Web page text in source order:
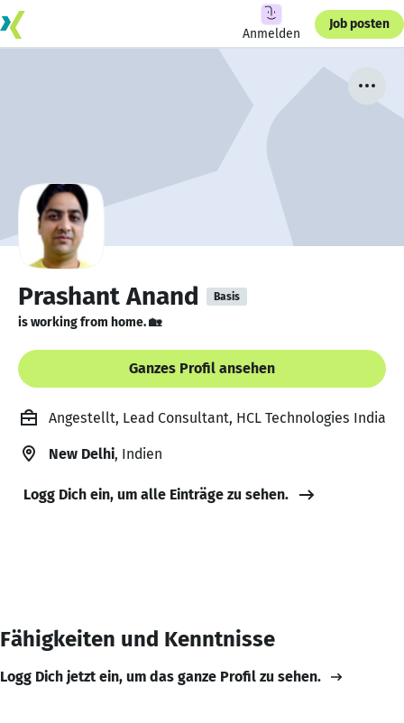
Anmelden
Job posten
Prashant Anand Basis
is working from home. 🏡
Ganzes Profil ansehen
Angestellt, Lead Consultant, HCL Technologies India
New Delhi, Indien
Logg Dich ein, um alle Einträge zu sehen.
Fähigkeiten und Kenntnisse
Logg Dich jetzt ein, um das ganze Profil zu sehen.